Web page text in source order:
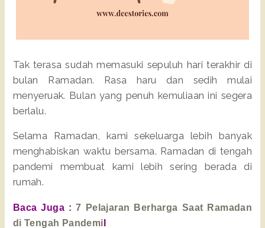
Tak terasa sudah memasuki sepuluh hari terakhir di
bulan Ramadan. Rasa haru dan sedih mulai
menyeruak. Bulan yang penuh kemuliaan ini segera
berlalu.
Selama Ramadan, kami sekeluarga lebih banyak
menghabiskan waktu bersama. Ramadan di tengah
pandemi membuat kami lebih sering berada di
rumah.
Baca Juga :7 Pelajaran Berharga Saat Ramadan
di Tengah Pandemi